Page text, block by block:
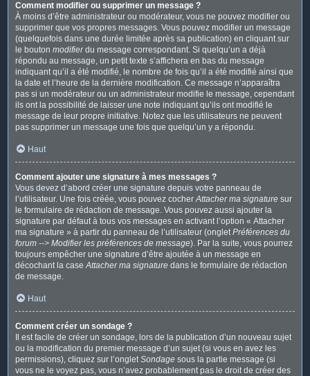
Comment modifier ou supprimer un message ?
À moins d’être administrateur ou modérateur, vous ne pouvez modifier ou
supprimer que vos propres messages. Vous pouvez modifier un message
(quelquefois dans une durée limitée après sa publication) en cliquant sur
le bouton modifierdu message correspondant. Si quelqu’un a déjà
répondu au message, un petit texte s’affichera en bas du message
indiquant qu’il a été modifié, le nombre de fois qu’il a été modifié ainsi que
la date et l’heure de la dernière modification. Ce message n’apparaîtra
pas si un modérateur ou un administrateur modifie le message, cependant
ils ont la possibilité de laisser une note indiquant qu’ils ont modifié le
message de leur propre initiative. Notez que les utilisateurs ne peuvent
pas supprimer un message une fois que quelqu’un y a répondu.
Haut
Comment ajouter une signature à mes messages ?
Vous devez d’abord créer une signature depuis votre panneau de
l’utilisateur. Une fois créée, vous pouvez cocherAttacher ma signature sur
le formulaire de rédaction de message. Vous pouvez aussi ajouter la
signature par défaut à tous vos messages en activant l’option « Attacher
ma signature » à partir du panneau de l’utilisateur (ongletPréférences du
forum --> Modifier les préférences de message). Par la suite, vous pourrez
toujours empêcher une signature d’être ajoutée à un message en
décochant la caseAttacher ma signature dans le formulaire de rédaction
de message.
Haut
Comment créer un sondage ?
Il est facile de créer un sondage, lors de la publication d’un nouveau sujet
ou la modification du premier message d’un sujet (si vous en avez les
permissions), cliquez sur l’ongletSondage sous la partie message (si
vous ne le voyez pas, vous n’avez probablement pas le droit de créer des